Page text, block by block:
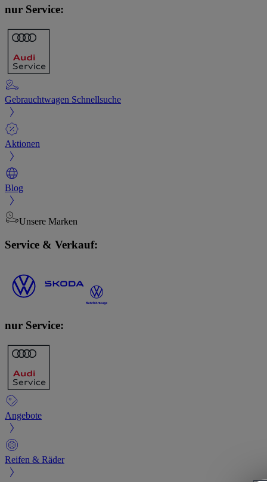
nur Service:
Gebrauchtwagen Schnellsuche
Aktionen
Blog
Unsere Marken
Service & Verkauf:
nur Service:
Angebote
Reifen & Räder